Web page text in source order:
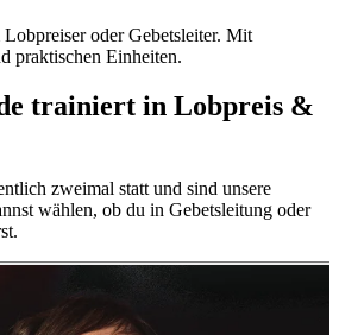
oder Gebetsleiter. Mit
praktischen Einheiten.
trainiert in Lobpreis &
zweimal statt und sind unsere
wählen, ob du in Gebetsleitung oder